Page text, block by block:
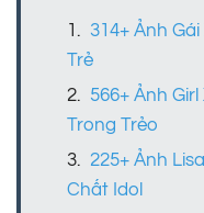
314+ Ảnh
Trẻ
566+ Ảnh
Trong Trẻo
225+ Ảnh
Chất Idol